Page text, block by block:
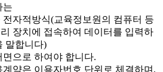
는
전자적방식(교육정보원의 컴퓨터 등
장치에 접속하여 데이터를 입력하
말합니다)
면으로 하여야 합니다.
약은 이용자번호 단위로 체결하며,